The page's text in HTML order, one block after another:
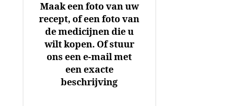
Maak een foto van uw
recept, of een foto van
de medicijnen die u
wilt kopen. Of stuur
ons een e-mail met
een exacte
beschrijving